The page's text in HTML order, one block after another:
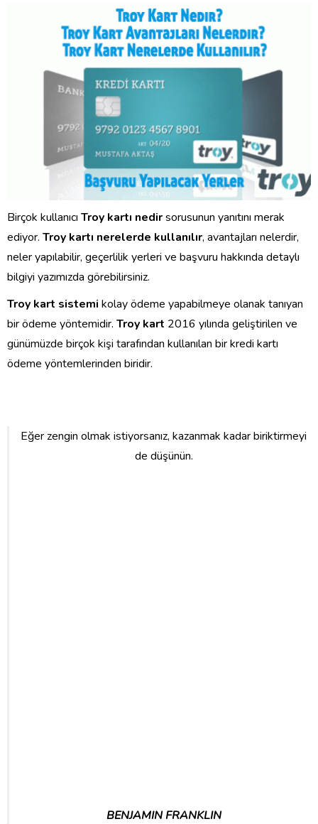
Birçok kullanıcı Troy kartı nedirsorusunun yanıtını merak
ediyor. Troy kartı nerelerde kullanılır, avantajları nelerdir,
neler yapılabilir, geçerlilik yerleri ve başvuru hakkında detaylı
bilgiyi yazımızda görebilirsiniz.
Troy kart sistemi kolay ödeme yapabilmeye olanak tanıyan
bir ödeme yöntemidir. Troy kart 2016 yılında geliştirilen ve
günümüzde birçok kişi tarafından kullanılan bir kredi kartı
ödeme yöntemlerinden biridir.
Eğer zengin olmak istiyorsanız, kazanmak kadar biriktirmeyi
de düşünün.
BENJAMIN FRANKLIN